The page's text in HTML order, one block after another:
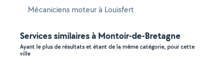
Mécaniciens moteur à Louisfert
Services similaires à Montoir-de-Bretagne
Ayant le plus de résultats et étant de la même catégorie, pour cette
ville